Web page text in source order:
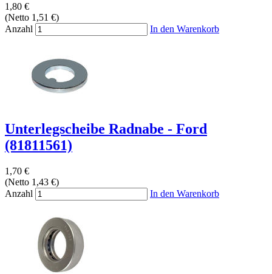
1,80 €
(Netto 1,51 €)
Anzahl
In den Warenkorb
Unterlegscheibe Radnabe - Ford
(81811561)
1,70 €
(Netto 1,43 €)
Anzahl
In den Warenkorb